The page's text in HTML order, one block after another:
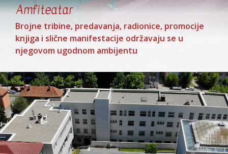
Amfiteatar
Brojne tribine, predavanja, radionice, promocije
knjiga i slične manifestacije održavaju se u
njegovom ugodnom ambijentu